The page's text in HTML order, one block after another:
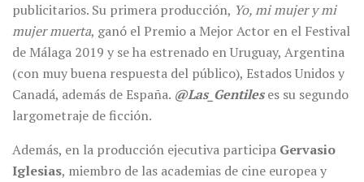
publicitarios. Su primera producción, Yo, mi mujer y mi
mujer muerta, ganó el Premio a Mejor Actor en el Festival
de Málaga 2019 y se ha estrenado en Uruguay, Argentina
(con muy buena respuesta del público), Estados Unidos y
Canadá, además de España. @Las_Gentileses su segundo
largometraje de ficción.
Además, en la producción ejecutiva participa Gervasio
Iglesias, miembro de las academias de cine europea y